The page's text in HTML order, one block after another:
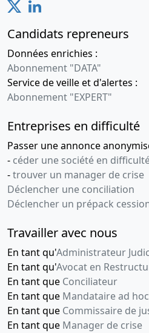
Candidats repreneurs
Données enrichies :
Abonnement "DATA"
Service de veille et d'alertes :
Abonnement "EXPERT"
Entreprises en difficulté
Passer une annonce
- céder une société en
-trouver un manager de crise
Déclencher une conciliation
Déclencher un prépack
Travailler avec nous
En tant qu'Administrateur
En tant qu'Avocat en
En tant que Conciliateur
En tant que Mandataire ad hoc
En tant que Commissaire de
En tant que Manager de crise